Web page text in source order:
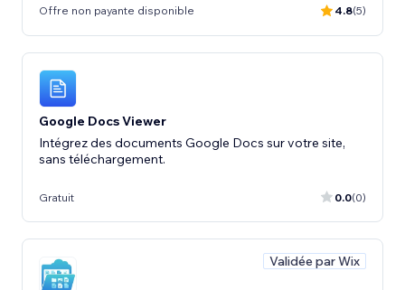
Offre non payante disponible 4.8(5)
Google Docs Viewer
Intégrez des documents Google Docs sur votre site,
sans téléchargement.
Gratuit 0.0(0)
Validée par Wix